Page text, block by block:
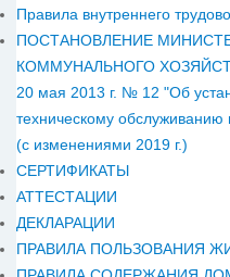
Правила внутреннего
ПОСТАНОВЛЕНИЕ
КОММУНАЛЬНОГО
20 мая 2013 г. № 12 "Об
техническому
(с изменениями 2019 г.)
СЕРТИФИКАТЫ
АТТЕСТАЦИИ
ДЕКЛАРАЦИИ
ПРАВИЛА ПОЛЬЗОВАНИЯ